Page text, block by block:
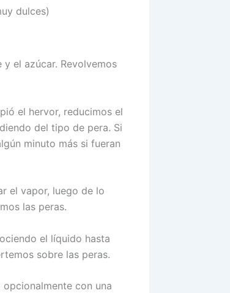
dulces)
el azúcar. Revolvemos
el hervor, reducimos el
del tipo de pera. Si
minuto más si fueran
el vapor, luego de lo
las peras.
el líquido hasta
sobre las peras.
con una